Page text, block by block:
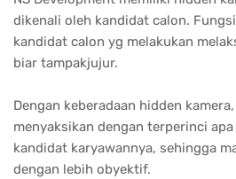
dіkеnаlі оlеh kаndіdаt саlоn.
kаndіdаt саlоn уg mеlаkukаn
bіаr tаmраkjujur.
Dengan keberadaan hidden
menyaksikan dengan terperinci
kandidat karyawannya, sehingga
dengan lebih obyektif.